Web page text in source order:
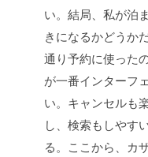
い。結局、私が泊
きになるかどうか
通り予約に使った
が一番インターフ
い。キャンセルも
し、検索もしやす
る。ここから、カ